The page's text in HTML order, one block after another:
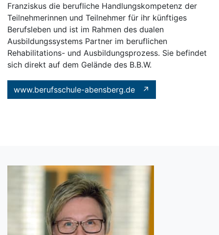
Franziskus die berufliche Handlungskompetenz der
Teilnehmerinnen und Teilnehmer für ihr künftiges
Berufsleben und ist im Rahmen des dualen
Ausbildungssystems Partner im beruflichen
Rehabilitations- und Ausbildungsprozess. Sie befindet
sich direkt auf dem Gelände des B.B.W.
www.berufsschule-abensberg.de ↗